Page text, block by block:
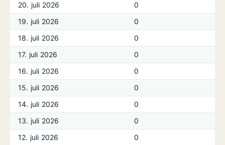
20. juli 2026
0
19. juli 2026
0
18. juli 2026
0
17. juli 2026
0
16. juli 2026
0
15. juli 2026
0
14. juli 2026
0
13. juli 2026
0
12. juli 2026
0